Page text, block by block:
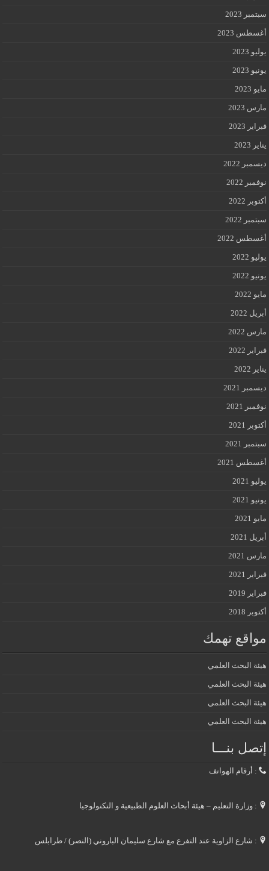
سبتمبر 2023
أغسطس 2023
يوليو 2023
يونيو 2023
مايو 2023
مارس 2023
فبراير 2023
يناير 2023
ديسمبر 2022
نوفمبر 2022
أكتوبر 2022
سبتمبر 2022
أغسطس 2022
يوليو 2022
يونيو 2022
مايو 2022
أبريل 2022
مارس 2022
فبراير 2022
يناير 2022
ديسمبر 2021
نوفمبر 2021
أكتوبر 2021
سبتمبر 2021
أغسطس 2021
يوليو 2021
يونيو 2021
مايو 2021
أبريل 2021
مارس 2021
فبراير 2021
فبراير 2019
أكتوبر 2018
مواقع تهمك
هيئة البحث العلمي
هيئة البحث العلمي
هيئة البحث العلمي
هيئة البحث العلمي
إتصل بنـــا
: أرقام الهواتف
: وزارة التعليم – هيئة أبحاث العلوم الطبيعية و التكنولوجيا
: شارع الزاوية عند التفرع مع شارع سليمان الباروني (النصر) / طرابلس